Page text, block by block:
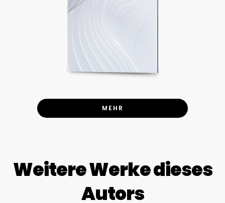
MEHR
Weitere Werke dieses
Autors